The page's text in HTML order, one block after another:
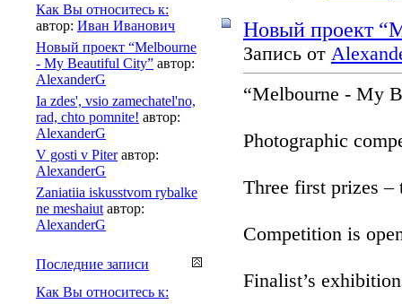
Новый проект
Запись от
“Melbourne - My
Photographic
Three first prizes –
Competition is
Finalist’s
Как Вы относитесь к:
автор: Иван Иванович
Новый проект “Melbourne
- My Beautiful City” автор:
AlexanderG
Ia zdes', vsio zamechatel'no,
rad, chto pomnite! автор:
AlexanderG
V gosti v Piter автор:
AlexanderG
Zaniatiia iskusstvom rybalke
ne meshaiut автор:
AlexanderG
Последние записи
Как Вы относитесь к: